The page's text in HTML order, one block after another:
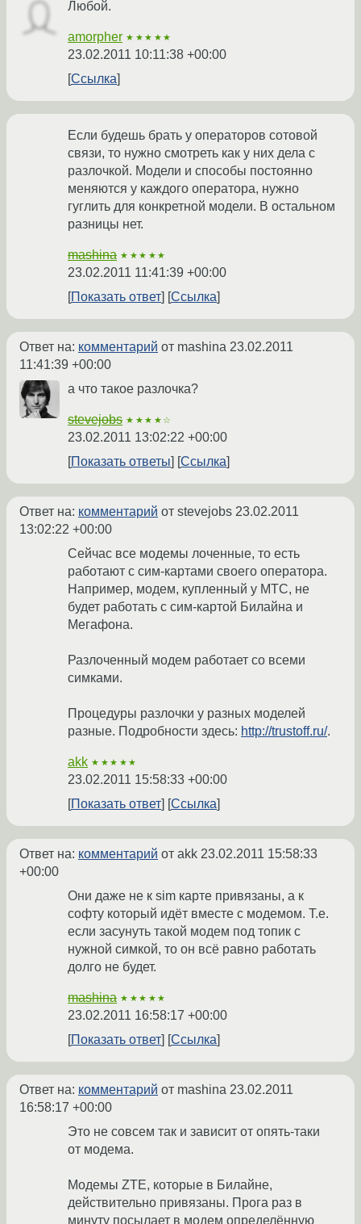
Любой.
amorpher ★★★★★
23.02.2011 10:11:38 +00:00
Ссылка
Если будешь брать у операторов сотовой
связи, то нужно смотреть как у них дела с
разлочкой. Модели и способы постоянно
меняются у каждого оператора, нужно
гуглить для конкретной модели. В остальном
разницы нет.
mashina ★★★★★
23.02.2011 11:41:39 +00:00
Показать ответ
Ссылка
Ответ на: комментарий от mashina 23.02.2011
11:41:39 +00:00
а что такое разлочка?
stevejobs ★★★★☆
23.02.2011 13:02:22 +00:00
Показать ответы
Ссылка
Ответ на: комментарий от stevejobs 23.02.2011
13:02:22 +00:00
Сейчас все модемы лоченные, то есть
работают с сим-картами своего оператора.
Например, модем, купленный у МТС, не
будет работать с сим-картой Билайна и
Мегафона.
Разлоченный модем работает со всеми
симками.
Процедуры разлочки у разных моделей
разные. Подробности здесь: http://trustoff.ru/.
akk ★★★★★
23.02.2011 15:58:33 +00:00
Показать ответ
Ссылка
Ответ на: комментарий от akk 23.02.2011 15:58:33
+00:00
Они даже не к sim карте привязаны, а к
софту который идёт вместе с модемом. Т.е.
если засунуть такой модем под топик с
нужной симкой, то он всё равно работать
долго не будет.
mashina ★★★★★
23.02.2011 16:58:17 +00:00
Показать ответ
Ссылка
Ответ на: комментарий от mashina 23.02.2011
16:58:17 +00:00
Это не совсем так и зависит от опять-таки
от модема.
Модемы ZTE, которые в Билайне,
действительно привязаны. Прога раз в
минуту посылает в модем определённую